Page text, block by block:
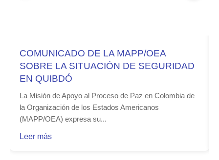
COMUNICADO DE LA MAPP/OEA
SOBRE LA SITUACIÓN DE SEGURIDAD
EN QUIBDÓ
La Misión de Apoyo al Proceso de Paz en Colombia de
la Organización de los Estados Americanos
(MAPP/OEA) expresa su...
Leer más